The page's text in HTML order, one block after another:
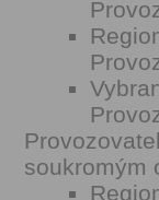
soukromým